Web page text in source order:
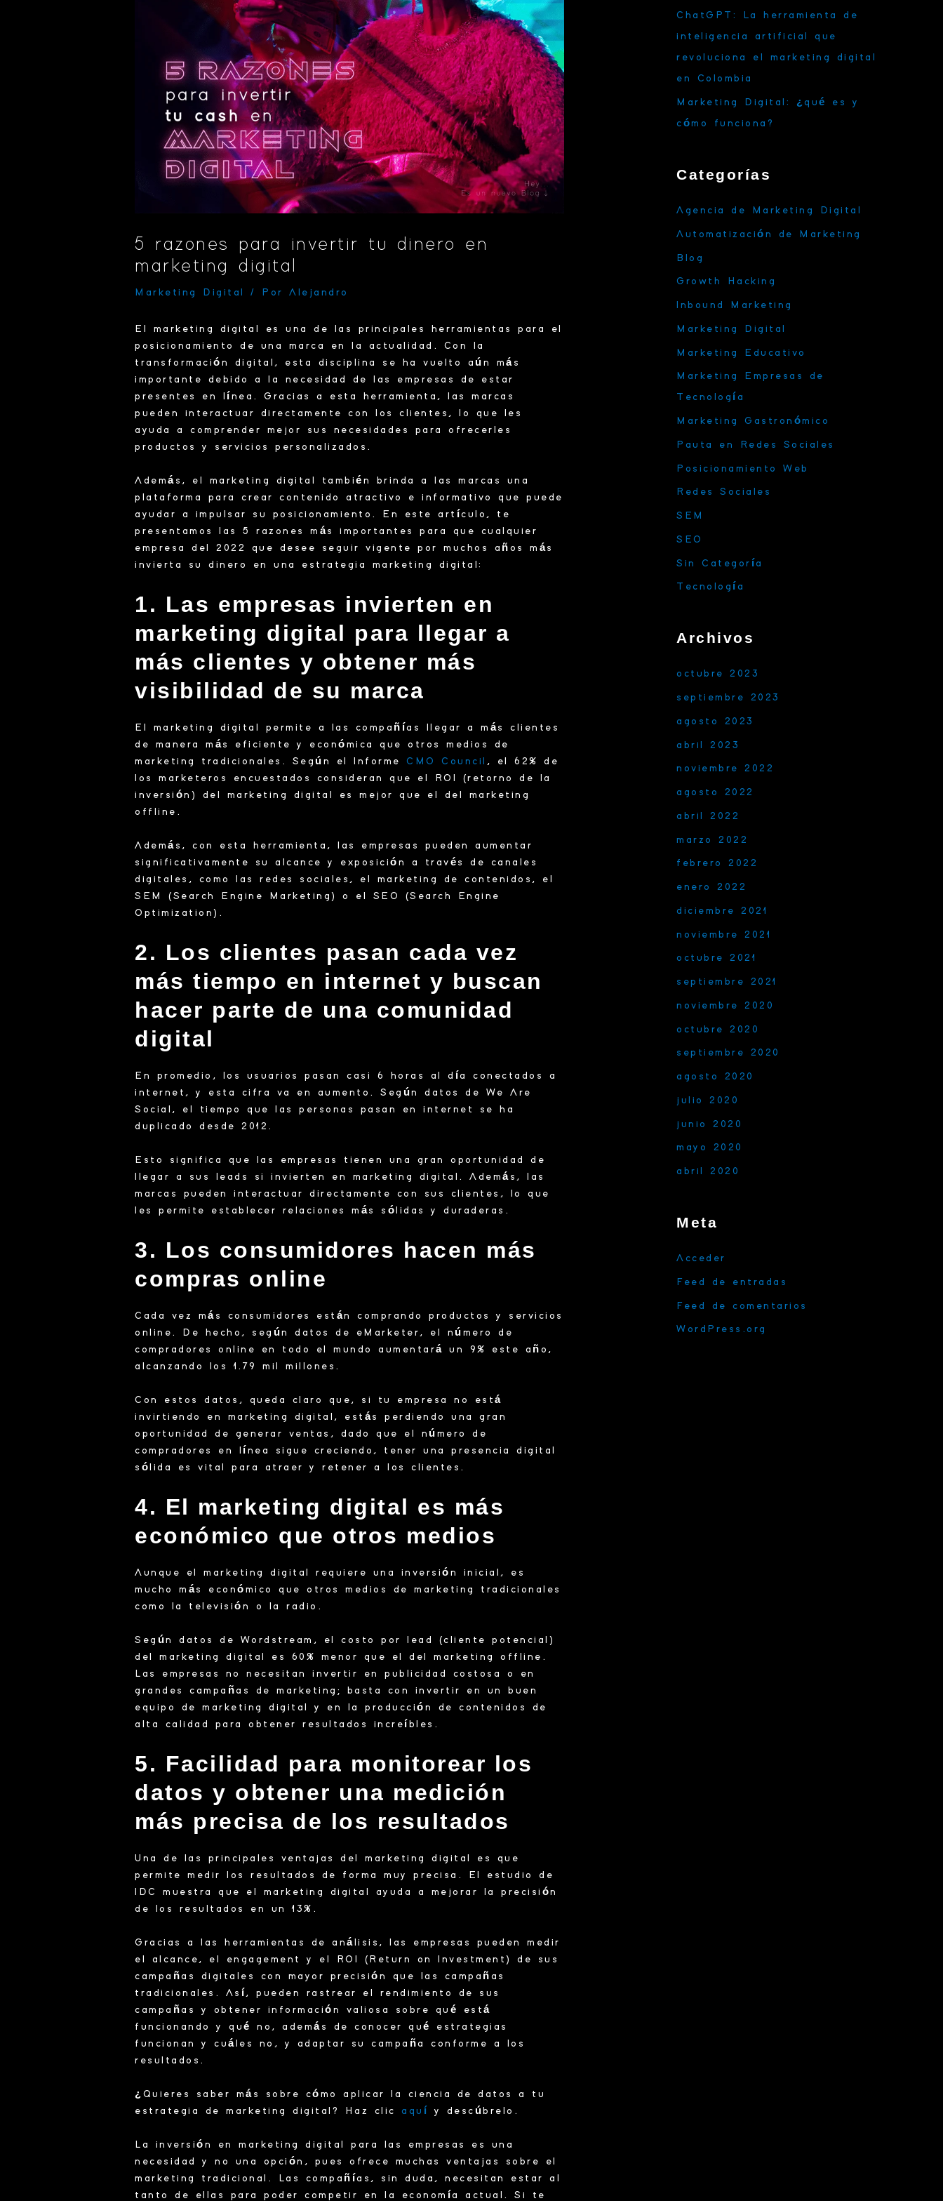
5 razones para invertir tu dinero en
marketing digital
Marketing Digital / PorAlejandro
El marketing digital es una de las principales herramientas para el
posicionamiento de una marca en la actualidad. Con la
transformación digital, esta disciplina se ha vuelto aún más
importante debido a la necesidad de las empresas de estar
presentes en línea.Gracias a esta herramienta, las marcas
pueden interactuar directamente con los clientes, lo que les
ayuda a comprender mejor sus necesidades para ofrecerles
productos y servicios personalizados.
Además, el marketing digital también brinda a las marcas una
plataforma para crear contenido atractivo e informativo que puede
ayudar a impulsar su posicionamiento. En este artículo, te
presentamos las 5 razones más importantes para que cualquier
empresa del 2022 que desee seguir vigente por muchos años más
invierta su dinero en una estrategia marketing digital:
1. Las empresas invierten en
marketing digital para llegar a
más clientes y obtener más
visibilidad de su marca
El marketing digital permite a las compañías llegar a más clientes
de manera más eficiente y económica que otros medios de
marketing tradicionales. Según el InformeCMO Council , el 62% de
los marketeros encuestados consideran que el ROI (retorno de la
inversión) del marketing digital es mejor que el del marketing
offline.
Además, con esta herramienta, las empresas pueden aumentar
significativamente su alcance y exposición a través de canales
digitales, como las redes sociales, el marketing de contenidos, el
SEM (Search Engine Marketing) o el SEO (Search Engine
Optimization).
2. Los clientes pasan cada vez
más tiempo en internet y buscan
hacer parte de una comunidad
digital
En promedio, los usuarios pasan casi 6 horas al día conectados a
internet, y esta cifra va en aumento. Según datos de We Are
Social, el tiempo que las personas pasan en internet se ha
duplicado desde 2012.
Esto significa que las empresas tienen una gran oportunidad de
llegar a sus leads si invierten en marketing digital. Además, las
marcas pueden interactuar directamente con sus clientes, lo que
les permite establecer relaciones más sólidas y duraderas.
3. Los consumidores hacen más
compras online
Cada vez más consumidores están comprando productos y servicios
online. De hecho, según datos de eMarketer, el número de
compradores online en todo el mundo aumentará un 9% este año,
alcanzando los 1.79 mil millones.
Con estos datos, queda claro que, si tu empresa no está
invirtiendo en marketing digital, estás perdiendo una gran
oportunidad de generar ventas, dado que el número de
compradores en línea sigue creciendo, tener una presencia digital
sólida es vital para atraer y retener a los clientes.
4. El marketing digital es más
económico que otros medios
Aunque el marketing digital requiere una inversión inicial, es
mucho más económico que otros medios de marketing tradicionales
como la televisión o la radio.
Según datos de Wordstream, el costo por lead (cliente potencial)
del marketing digital es 60% menor que el del marketing offline.
Las empresas no necesitan invertir en publicidad costosa o en
grandes campañas de marketing; basta con invertir en un buen
equipo de marketing digital y en la producción de contenidos de
alta calidad para obtener resultados increíbles.
5. Facilidad para monitorear los
datos y obtener una medición
más precisa de los resultados
Una de las principales ventajas del marketing digital es que
permite medir los resultados de forma muy precisa. El estudio de
IDC muestra que el marketing digital ayuda a mejorar la precisión
de los resultados en un 13%.
Gracias a las herramientas de análisis, las empresas pueden medir
el alcance, el engagement y el ROI (Return on Investment) de sus
campañas digitales con mayor precisión que las campañas
tradicionales. Así, pueden rastrear el rendimiento de sus
campañas y obtener información valiosa sobre qué está
funcionando y qué no, además de conocer qué estrategias
funcionan y cuáles no, y adaptar su campaña conforme a los
resultados.
¿Quieres saber más sobre cómo aplicar la ciencia de datos a tu
estrategia de marketing digital? Haz clicaquí y descúbrelo.
La inversión en marketing digital para las empresas es una
necesidad y no una opción, pues ofrece muchas ventajas sobre el
marketing tradicional. Las compañías, sin duda, necesitan estar al
tanto de ellas para poder competir en la economía actual. Si te
ChatGPT: La herramienta de
inteligencia artificial que
revoluciona el marketing digital
en Colombia
Marketing Digital: ¿qué es y
cómo funciona?
Categorías
Agencia de Marketing Digital
Automatización de Marketing
Blog
Growth Hacking
Inbound Marketing
Marketing Digital
Marketing Educativo
Marketing Empresas de
Tecnología
Marketing Gastronómico
Pauta en Redes Sociales
Posicionamiento Web
Redes Sociales
SEM
SEO
Sin Categoría
Tecnología
Archivos
octubre 2023
septiembre 2023
agosto 2023
abril 2023
noviembre 2022
agosto 2022
abril 2022
marzo 2022
febrero 2022
enero 2022
diciembre 2021
noviembre 2021
octubre 2021
septiembre 2021
noviembre 2020
octubre 2020
septiembre 2020
agosto 2020
julio 2020
junio 2020
mayo 2020
abril 2020
Meta
Acceder
Feed de entradas
Feed de comentarios
WordPress.org